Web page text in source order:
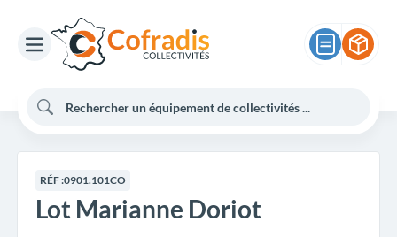
RÉF :0901.101CO
Lot Marianne Doriot